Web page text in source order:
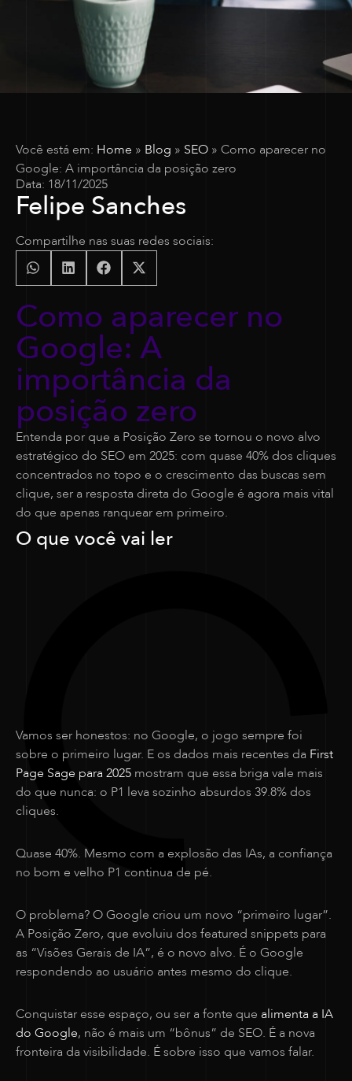
Você está em: Home » Blog » SEO » Como aparecer no
Google: A importância da posição zero
Data: 18/11/2025
Felipe Sanches
Compartilhe nas suas redes sociais:
Como aparecer no
Google: A
importância da
posição zero
Entenda por que a Posição Zero se tornou o novo alvo
estratégico do SEO em 2025: com quase 40% dos cliques
concentrados no topo e o crescimento das buscas sem
clique, ser a resposta direta do Google é agora mais vital
do que apenas ranquear em primeiro.
O que você vai ler
Vamos ser honestos: no Google, o jogo sempre foi
sobre o primeiro lugar. E os dados mais recentes da First
Page Sage para 2025 mostram que essa briga vale mais
do que nunca: o P1 leva sozinho absurdos 39.8% dos
cliques.
Quase 40%. Mesmo com a explosão das IAs, a confiança
no bom e velho P1 continua de pé.
O problema? O Google criou um novo “primeiro lugar”.
A Posição Zero, que evoluiu dos featured snippets para
as “Visões Gerais de IA”, é o novo alvo. É o Google
respondendo ao usuário antes mesmo do clique.
Conquistar esse espaço, ou ser a fonte que alimenta a IA
do Google, não é mais um “bônus” de SEO. É a nova
fronteira da visibilidade. É sobre isso que vamos falar.